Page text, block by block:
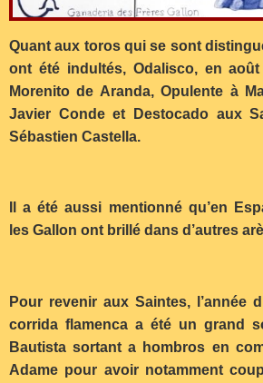
Quant aux toros qui se sont
ont été indultés, Odalisco, en
Morenito de Aranda, Opulente à
Javier Conde et Destocado aux
Sébastien Castella.
Il a été aussi mentionné qu’en
les Gallon ont brillé dans d’autres
Pour revenir aux Saintes, l’année
corrida flamenca a été un grand
Bautista sortant a hombros en
Adame pour avoir notamment